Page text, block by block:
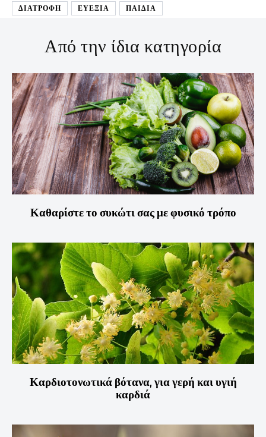
ΔΙΑΤΡΟΦΉ ΕΥΕΞΙΑ ΠΑΙΔΙΑ
Από την ίδια κατηγορία
Καθαρίστε το συκώτι σας με φυσικό τρόπο
Καρδιοτονωτικά βότανα, για γερή και υγιή
καρδιά